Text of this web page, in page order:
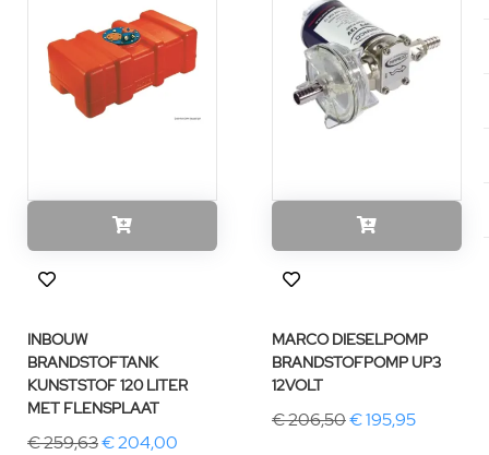
INBOUW
BRANDSTOFTANK
KUNSTSTOF 120 LITER
MET FLENSPLAAT
€ 259,63€ 204,00
MARCO DIESELPOMP
BRANDSTOFPOMP UP3
12VOLT
€ 206,50€ 195,95